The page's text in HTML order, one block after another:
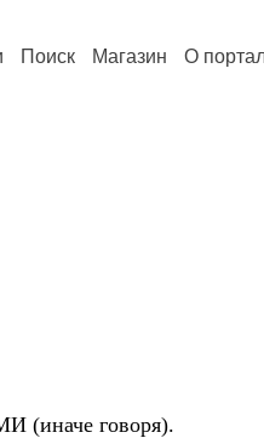
Поиск Магазин О
(иначе говоря).